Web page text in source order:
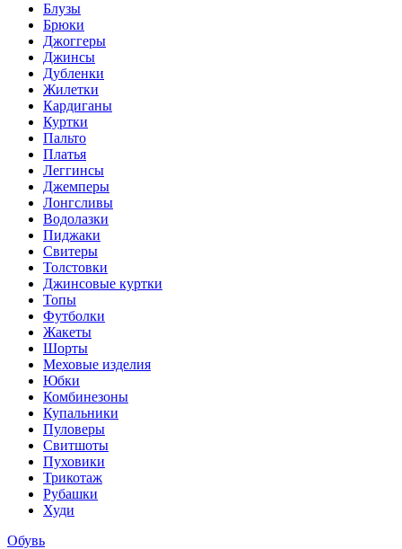
Блузы
Брюки
Джоггеры
Джинсы
Дубленки
Жилетки
Кардиганы
Куртки
Пальто
Платья
Леггинсы
Джемперы
Лонгсливы
Водолазки
Пиджаки
Свитеры
Толстовки
Джинсовые куртки
Топы
Футболки
Жакеты
Шорты
Меховые изделия
Юбки
Комбинезоны
Купальники
Пуловеры
Свитшоты
Пуховики
Трикотаж
Рубашки
Худи
Обувь